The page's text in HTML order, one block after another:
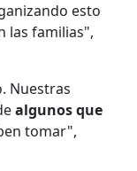
esto
las familias",
Nuestras
algunos que
tomar",